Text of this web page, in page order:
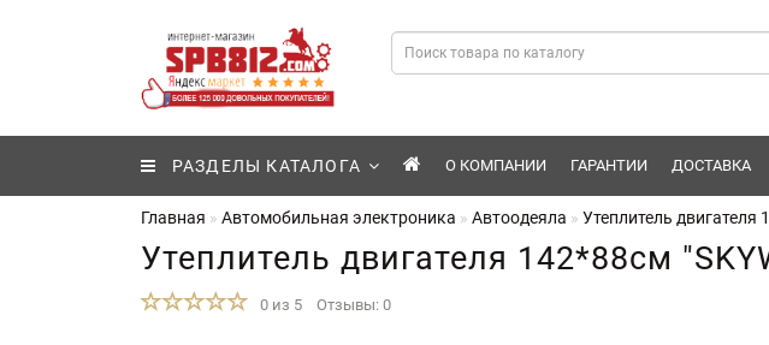
РАЗДЕЛЫ КАТАЛОГА О КОМПАНИИ ГАРАНТИИ ДОСТАВКА
Главная Автомобильная электроника Автоодеяла Утеплитель двигателя
Утеплитель двигателя 142*88см
0 из 5 Отзывы: 0